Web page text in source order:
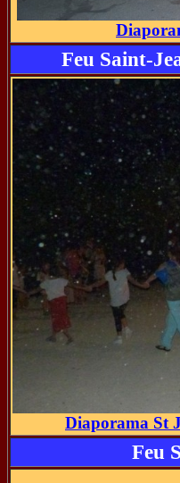
Feu Saint-
Diaporama St
Feu